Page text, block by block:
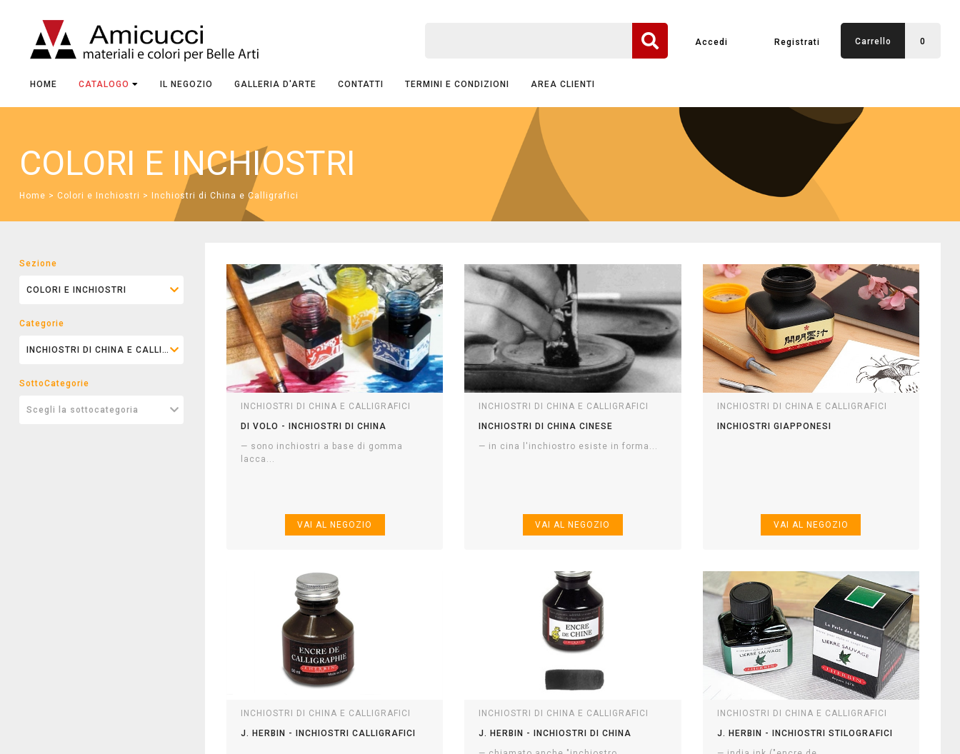
Carrello 0
Accedi Registrati
HOME CATALOGO IL NEGOZIO GALLERIA D'ARTE CONTATTI TERMINI E CONDIZIONI AREA CLIENTI
COLORI E INCHIOSTRI
Home > Colori e Inchiostri > Inchiostri di China e Calligrafici
Sezione
Categorie
SottoCategorie
INCHIOSTRI DI CHINA E CALLIGRAFICI
DI VOLO - INCHIOSTRI DI CHINA
— sono inchiostri a base di gomma
lacca...
INCHIOSTRI DI CHINA E CALLIGRAFICI
INCHIOSTRI DI CHINA CINESE
— in cina l'inchiostro esiste in forma...
INCHIOSTRI DI CHINA E CALLIGRAFICI
INCHIOSTRI GIAPPONESI
INCHIOSTRI DI CHINA E CALLIGRAFICI
J. HERBIN - INCHIOSTRI CALLIGRAFICI
INCHIOSTRI DI CHINA E CALLIGRAFICI
J. HERBIN - INCHIOSTRI DI CHINA
INCHIOSTRI DI CHINA E CALLIGRAFICI
J. HERBIN - INCHIOSTRI STILOGRAFICI